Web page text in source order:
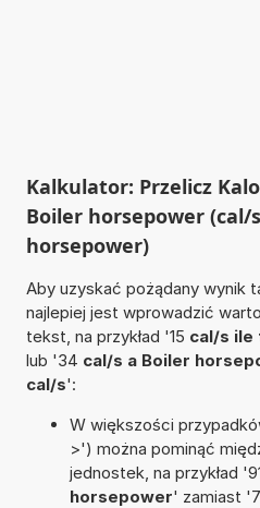
Kalkulator: Przelicz
Boiler horsepower (cal/
horsepower)
Aby uzyskać pożądany wynik
najlepiej jest wprowadzić
tekst, na przykład '15 cal/s ile
lub '34 cal/s a Boiler
cal/s':
W większości
>') można pominąć
jednostek, na przykład
horsepower' zamiast